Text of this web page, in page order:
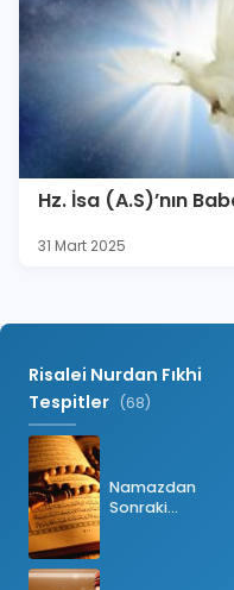
Hz. İsa (A.S)’nın
31 Mart 2025
Risalei Nurdan Fıkhi
Tespitler (68)
Namazdan
Sonraki